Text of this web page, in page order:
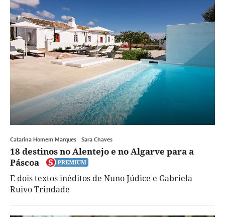
Catarina Homem Marques Sara Chaves
18 destinos no Alentejo e no Algarve para a
Páscoa
E dois textos inéditos de Nuno Júdice e Gabriela
Ruivo Trindade